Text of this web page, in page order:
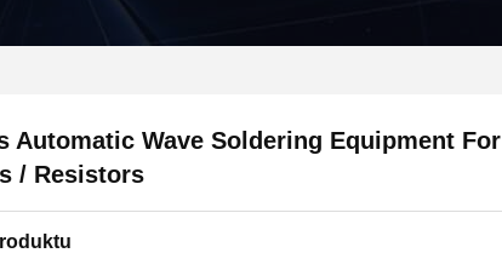
Automatic Wave Soldering Equipment For
/ Resistors